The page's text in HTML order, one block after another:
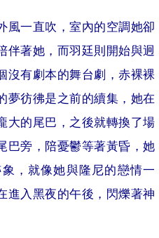
一直吹，室內的空調她卻
伴著她，而羽廷則開始與迥
沒有劇本的舞台劇，赤裸裸
夢彷彿是之前的續集，她在
大的尾巴，之後就轉換了場
巴旁，陪憂鬱等著黃昏，她
，就像她與隆尼的戀情一
進入黑夜的午後，閃爍著神